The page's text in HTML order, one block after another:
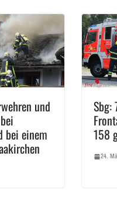
und
bei einem
Sbg:
158
24.